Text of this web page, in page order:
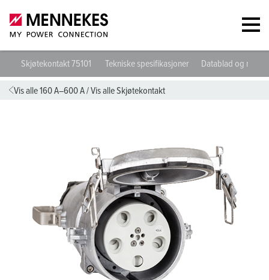
Skjøtekontakt 75101 Tekniske spesifikasjoner Datablad og
Vis alle 160 A–600 A/Vis alle Skjøtekontakt